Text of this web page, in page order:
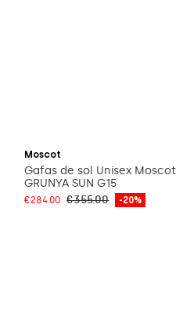
Moscot
Gafas de sol Unisex Moscot
GRUNYA SUN G15
€284.00 €355.00 -20%